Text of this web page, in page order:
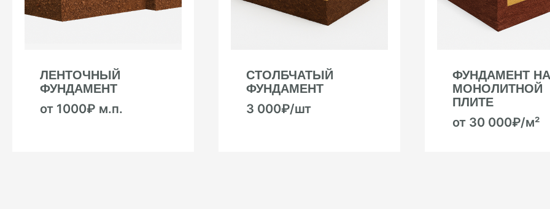
ЛЕНТОЧНЫЙ
ФУНДАМЕНТ
от 1000₽ м.п.
СТОЛБЧАТЫЙ
ФУНДАМЕНТ
3 000₽/шт
ФУНДАМЕНТ НА
МОНОЛИТНОЙ
ПЛИТЕ
от 30 000₽/м²